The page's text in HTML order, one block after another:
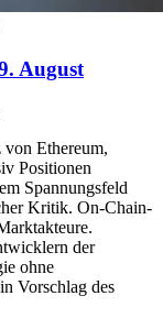
August
Ethereum,
Positionen
Spannungsfeld
Kritik. On-Chain-
der
ohne
Vorschlag des